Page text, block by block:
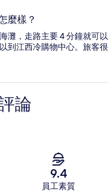
麼樣？
灘，走路主要 4 分鐘就可以
到江西冷購物中心。旅客很
論
9.4
員工素質